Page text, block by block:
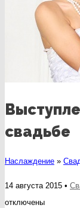
свадьбе
Наслаждение »
14 августа 2015 •
отключены